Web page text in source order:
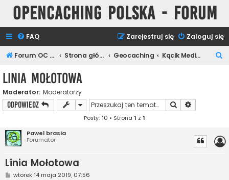
Opencaching Polska - Forum
FAQ Zaloguj się
Zarejestruj się
Forum OC PL Strona główna Geocaching Kącik Medialny
Linia Mołotowa
Moderator: Moderatorzy
ODPOWIEDZ Szukaj
Posty: 10 • Strona 1 z 1
Pawel brasia
Forumator
Linia Mołotowa
Pwtorek 14 maja 2019, 07:56